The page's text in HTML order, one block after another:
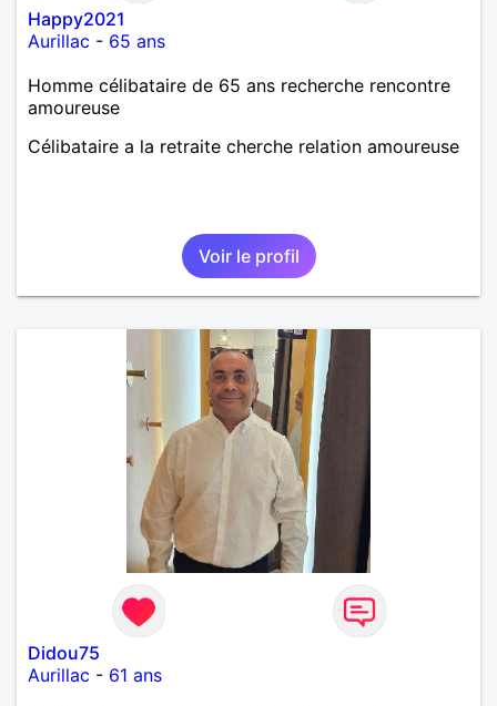
Happy2021
Aurillac - 65 ans
Homme célibataire de 65 ans recherche rencontre
amoureuse
Célibataire a la retraite cherche relation amoureuse
Voir le profil
Didou75
Aurillac - 61 ans